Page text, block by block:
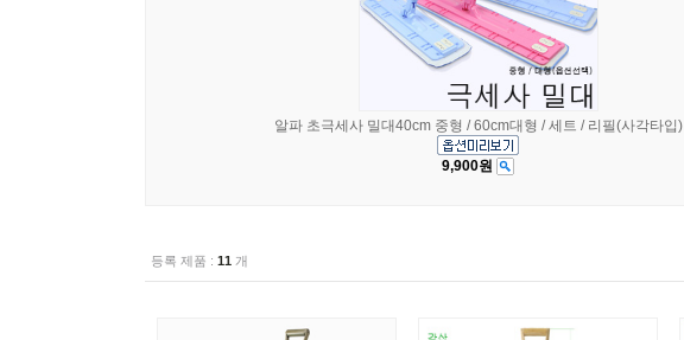
알파 초극세사 밀대40cm 중형 / 60cm대형 / 세트 / 리필(사각타입)
9,900원
등록 제품 : 11 개